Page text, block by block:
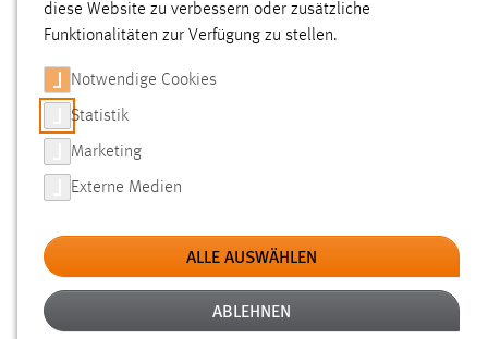
Ergebnisse pro Seite:
[PDF] careerday-Katalog 2019 Web
BauphysikThermische Bauphysik Genehmigungsverfahren
Geräusche schlafen nicht Ihr Praktikum Ihre
Bachelorarbeit
Ihre Masterthesis Ihre Zukunft
www.hoock-farny.de Schlaue Köpfe gesucht BRANCHE:
diese Website zu verbessern oder zusätzliche
Funktionalitäten zur Verfügung zu stellen.
Notwendige Cookies
Statistik
Marketing
Externe Medien
ALLE AUSWÄHLEN
ABLEHNEN